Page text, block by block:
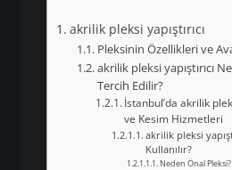
akrilik pleksi yapıştırıcı
Pleksinin Özellikleri ve
akrilik pleksi yapıştırıcı
Tercih Edilir?
İstanbul’da akrilik
ve Kesim Hizmetleri
akrilik pleksi
Kullanılır?
Neden Önal Pleksi?